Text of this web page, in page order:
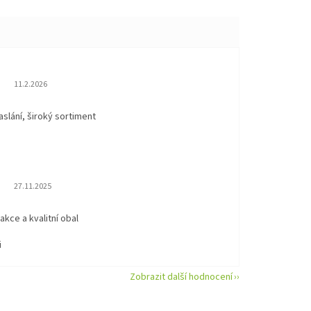
Hodnocení obchodu je 5 z 5 hvězdiček.
11.2.2026
široký sortiment
Hodnocení obchodu je 5 z 5 hvězdiček.
27.11.2025
a kvalitní obal
Zobrazit další hodnocení